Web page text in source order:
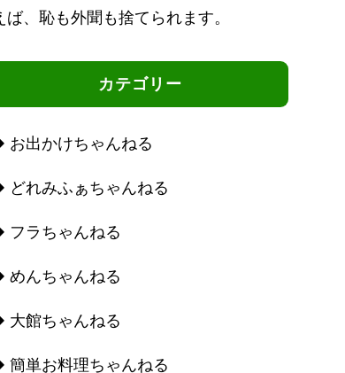
ば、恥も外聞も捨てられます。
カテゴリー
お出かけちゃんねる
どれみふぁちゃんねる
フラちゃんねる
めんちゃんねる
大館ちゃんねる
簡単お料理ちゃんねる